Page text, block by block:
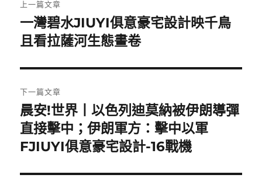
章
導
覽
上一篇文章
上
一
文
章:
一灣碧水JIUYI俱意豪宅設計映千鳥
且看拉薩河生態畫卷
下一篇文章
下
一
篇
章:
晨安!世界丨以色列迪莫納被伊朗導彈
直接擊中；伊朗軍方：擊中以軍
FJIUYI俱意豪宅設計-16戰機